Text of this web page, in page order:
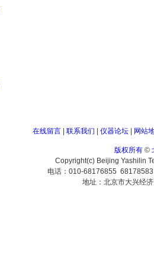
在线留言| 联系我们 仪器论坛| 网站
版权所有©
Copyright(c) Beijing Yashilin
电话：010-68176855
地址：北京市大兴经